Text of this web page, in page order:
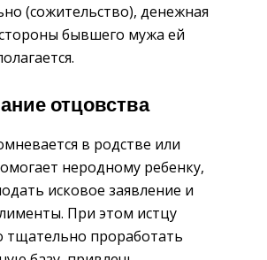
(сожительство), денежная
бывшего мужа ей
отцовства
в родстве или
неродному ребенку,
исковое заявление и
При этом истцу
тщательно проработать